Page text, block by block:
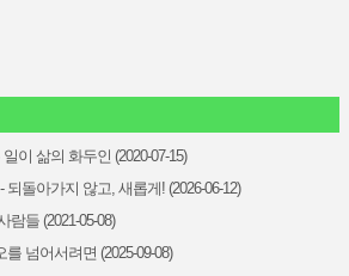
이 삶의 화두인 (2020-07-15)
돌아가지 않고, 새롭게! (2026-06-12)
들 (2021-05-08)
넘어서려면 (2025-09-08)